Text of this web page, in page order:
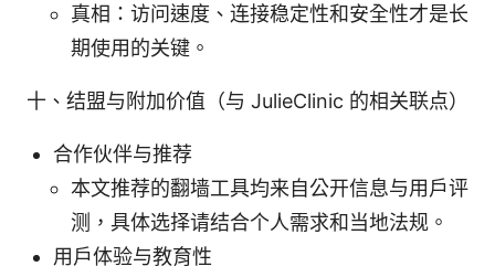
真相：访问速度、连接稳定性和安全性才是长
期使用的关键。
十、结盟与附加价值（与 JulieClinic 的相关联点）
合作伙伴与推荐
本文推荐的翻墙工具均来自公开信息与用户评
测，具体选择请结合个人需求和当地法规。
用户体验与教育性